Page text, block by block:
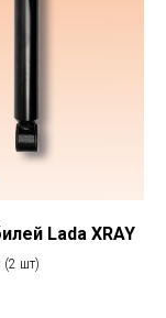
Lada XRAY
(2 шт)